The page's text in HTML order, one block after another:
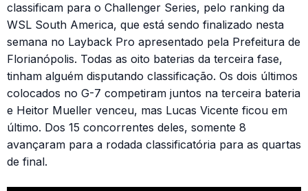
classificam para o Challenger Series, pelo ranking da
WSL South America, que está sendo finalizado nesta
semana no Layback Pro apresentado pela Prefeitura de
Florianópolis. Todas as oito baterias da terceira fase,
tinham alguém disputando classificação. Os dois últimos
colocados no G-7 competiram juntos na terceira bateria
e Heitor Mueller venceu, mas Lucas Vicente ficou em
último. Dos 15 concorrentes deles, somente 8
avançaram para a rodada classificatória para as quartas
de final.